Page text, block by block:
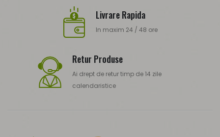
Livrare Rapida
In maxim 24 / 48 ore
Retur Produse
Ai drept de retur timp de 14 zile
calendaristice